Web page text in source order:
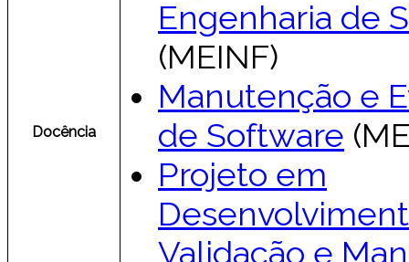
Docência
Engenharia de
(MEINF)
Manutenção e
de Software
Projeto em
Validação e